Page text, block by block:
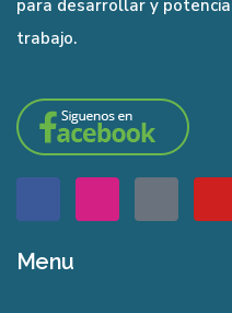
para desarrollar y
trabajo.
Menu